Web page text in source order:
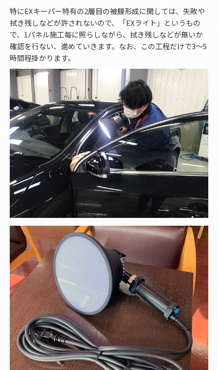
特にEXキーパー特有の2層目の被膜形成に関しては、失敗や
拭き残しなどが許されないので、「EXライト」というもの
で、1パネル施工毎に照らしながら、拭き残しなどが無いか
確認を行ない、進めていきます。なお、この工程だけで3～5
時間程掛かります。